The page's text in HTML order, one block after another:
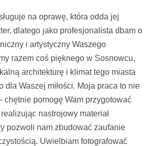
na oprawę, która odda jej
dlatego jako profesjonalista dbam o
i artystyczny Waszego
razem coś pięknego w Sosnowcu,
architekturę i klimat tego miasta
dla Waszej miłości. Moja praca to nie
chętnie pomogę Wam przygotować
nastrojowy materiał
pozwoli nam zbudować zaufanie
Uwielbiam fotografować